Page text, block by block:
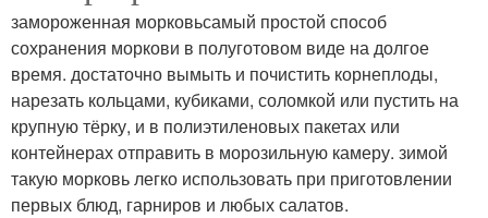
замороженная морковьсамый простой способ
сохранения моркови в полуготовом виде на долгое
время. достаточно вымыть и почистить корнеплоды,
нарезать кольцами, кубиками, соломкой или пустить на
крупную тёрку, и в полиэтиленовых пакетах или
контейнерах отправить в морозильную камеру. зимой
такую морковь легко использовать при приготовлении
первых блюд, гарниров и любых салатов.